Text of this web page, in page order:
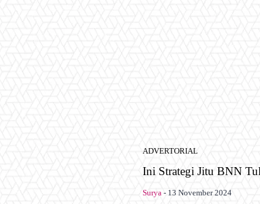
ADVERTORIAL
Ini Strategi Jitu BNN
Surya - 13 November 2024